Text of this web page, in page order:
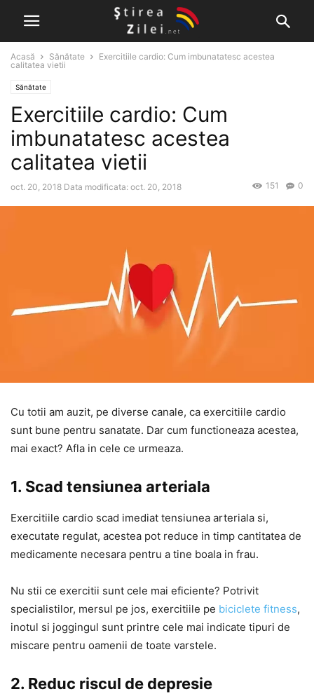
Acasă Sănătate
Exercitiile cardio: Cum imbunatatesc acestea
calitatea vietii
Sănătate
Exercitiile cardio: Cum
imbunatatesc acestea
calitatea vietii
oct. 20, 2018 Data modificata: oct. 20, 2018 0
151
Cu totii am auzit, pe diverse canale, ca exercitiile cardio
sunt bune pentru sanatate. Dar cum functioneaza acestea,
mai exact? Afla in cele ce urmeaza.
1. Scad tensiunea arteriala
Exercitiile cardio scad imediat tensiunea arteriala si,
executate regulat, acestea pot reduce in timp cantitatea de
medicamente necesara pentru a tine boala in frau.
Nu stii ce exercitii sunt cele mai eficiente? Potrivit
specialistilor, mersul pe jos, exercitiile pe biciclete fitness,
inotul si joggingul sunt printre cele mai indicate tipuri de
miscare pentru oamenii de toate varstele.
2. Reduc riscul de depresie